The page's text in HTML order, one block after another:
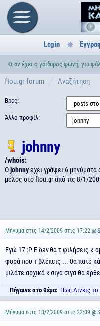
Login
Κι αν έχει ο γάιδαρος φωνή, για
ftou.gr forum Αναζήτηση
johnny
Βρες:
Άλλο προφίλ:
/whois:
Οjohnnyέχει γράψει 6 μηνύματα
μέλος στο ftou.gr από τις 8/1/
Μήνυμα στις 14/2/2009 στις 17:22 @
Εγώ 17 :P Ε δεν θα τ φιλήσεις κ
φορά που τ βλέπεις ... θα πατέ
μιλάτε αρχικά κ σιγα σιγα θα
Πήγαινε στο θέμα: Πως Δινεις το
Μήνυμα στις 13/2/2009 στις 22:09 @